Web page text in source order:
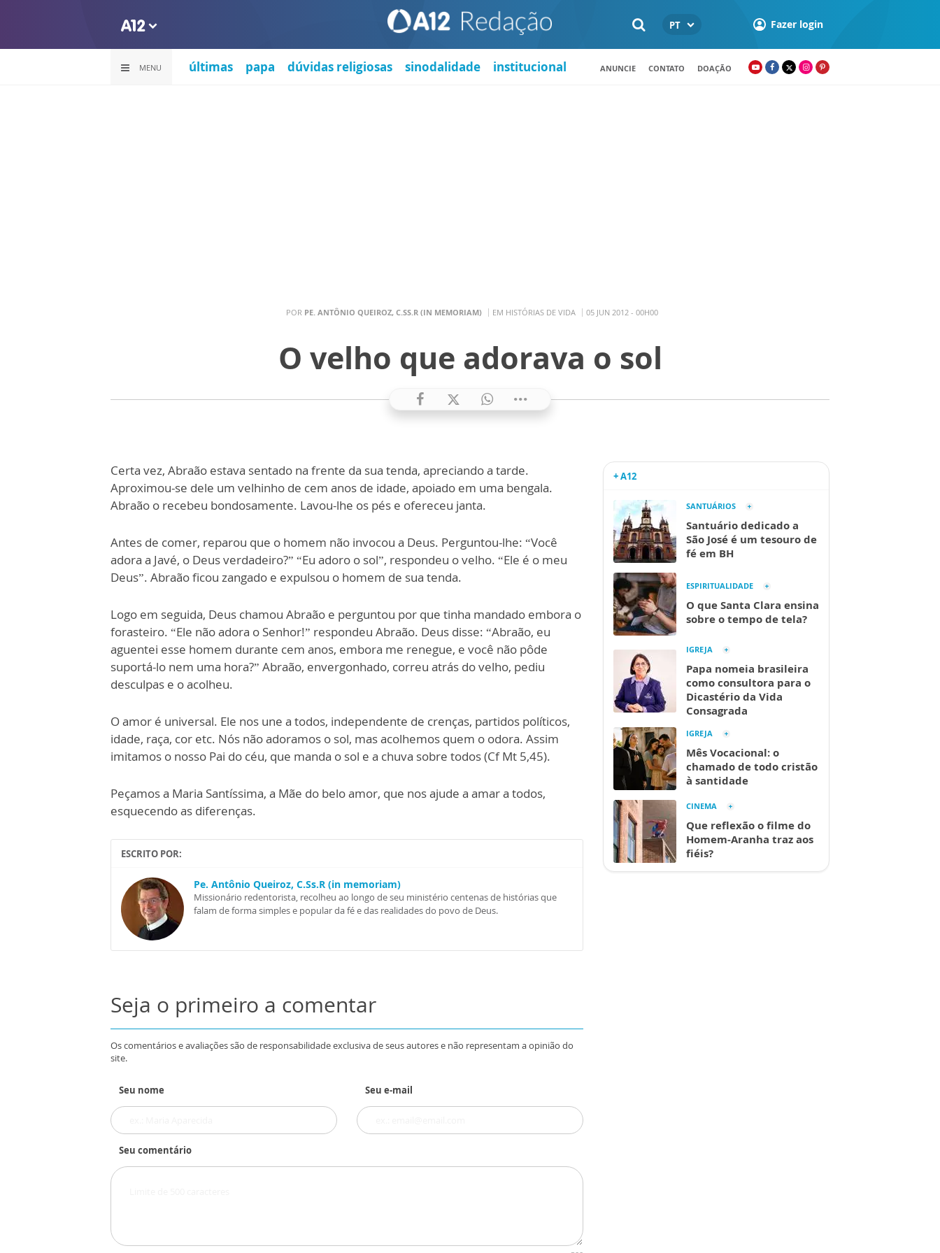
PT Fazer login
MENU últimas papa dúvidas religiosas sinodalidade institucional ANUNCIE CONTATO DOAÇÃO
POR PE. ANTÔNIO QUEIROZ, C.SS.R (IN MEMORIAM) EM HISTÓRIAS DE VIDA 05 JUN 2012 - 00H00
O velho que adorava o sol
Certa vez, Abraão estava sentado na frente da sua tenda, apreciando a tarde.
Aproximou-se dele um velhinho de cem anos de idade, apoiado em uma bengala.
Abraão o recebeu bondosamente. Lavou-lhe os pés e ofereceu janta.
Antes de comer, reparou que o homem não invocou a Deus. Perguntou-lhe: “Você
adora a Javé, o Deus verdadeiro?” “Eu adoro o sol”, respondeu o velho. “Ele é o meu
Deus”. Abraão ficou zangado e expulsou o homem de sua tenda.
Logo em seguida, Deus chamou Abraão e perguntou por que tinha mandado embora o
forasteiro. “Ele não adora o Senhor!” respondeu Abraão. Deus disse: “Abraão, eu
aguentei esse homem durante cem anos, embora me renegue, e você não pôde
suportá-lo nem uma hora?” Abraão, envergonhado, correu atrás do velho, pediu
desculpas e o acolheu.
O amor é universal. Ele nos une a todos, independente de crenças, partidos políticos,
idade, raça, cor etc. Nós não adoramos o sol, mas acolhemos quem o odora. Assim
imitamos o nosso Pai do céu, que manda o sol e a chuva sobre todos (Cf Mt 5,45).
Peçamos a Maria Santíssima, a Mãe do belo amor, que nos ajude a amar a todos,
esquecendo as diferenças.
ESCRITO POR:
Pe. Antônio Queiroz, C.Ss.R (in memoriam)
Missionário redentorista, recolheu ao longo de seu ministério centenas de histórias que
falam de forma simples e popular da fé e das realidades do povo de Deus.
Seja o primeiro a comentar
Os comentários e avaliações são de responsabilidade exclusiva de seus autores e não representam a opinião do
site.
Seu nome Seu e-mail
Seu comentário
+ A12
SANTUÁRIOS
Santuário dedicado a
São José é um tesouro de
fé em BH
ESPIRITUALIDADE
O que Santa Clara ensina
sobre o tempo de tela?
IGREJA
Papa nomeia brasileira
como consultora para o
Dicastério da Vida
Consagrada
IGREJA
Mês Vocacional: o
chamado de todo cristão
à santidade
CINEMA
Que reflexão o filme do
Homem-Aranha traz aos
fiéis?